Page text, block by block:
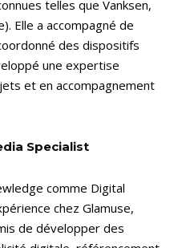
telles que Vanksen,
Elle a accompagné de
des dispositifs
une expertise
et en accompagnement
Specialist
comme Digital
chez Glamuse,
de développer des